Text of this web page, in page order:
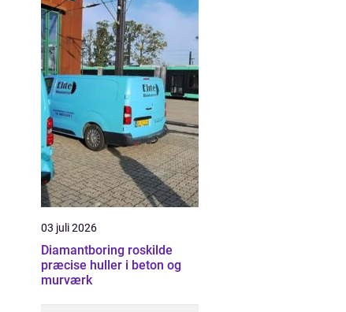
03 juli 2026
Diamantboring roskilde
præcise huller i beton og
murværk